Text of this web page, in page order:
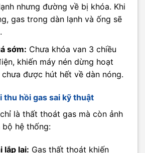
nhưng đường về bị khóa. Khi
gas trong dàn lạnh và ống sẽ
sớm: Chưa khóa van 3 chiều
khiến máy nén dừng hoạt
được hút hết về dàn nóng.
thu hồi gas sai kỹ thuật
là thất thoát gas mà còn ảnh
hệ thống:
lắp lại: Gas thất thoát khiến